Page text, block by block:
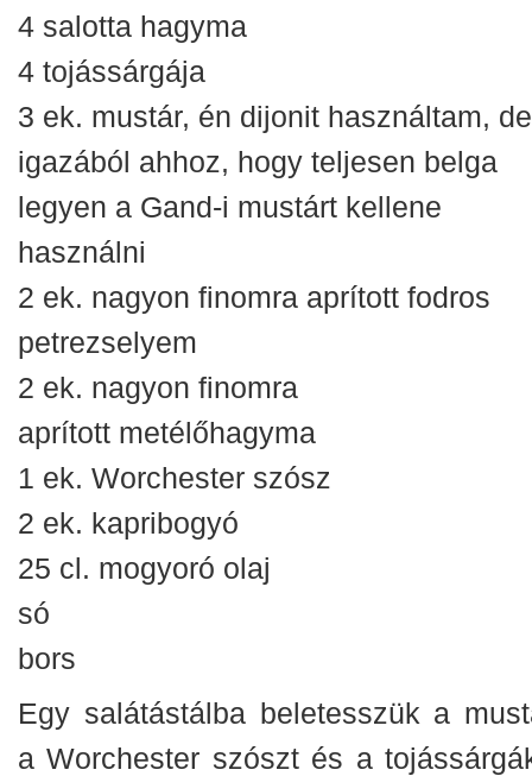
4 salotta hagyma
4 tojássárgája
3 ek. mustár, én dijonit használtam, de
igazából ahhoz, hogy teljesen belga
legyen a Gand-i mustárt kellene
használni
2 ek. nagyon finomra aprított fodros
petrezselyem
2 ek. nagyon finomra
aprított metélőhagyma
1 ek. Worchester szósz
2 ek. kapribogyó
25 cl. mogyoró olaj
só
bors
Egy salátástálba beletesszük a
a Worchester szószt és a